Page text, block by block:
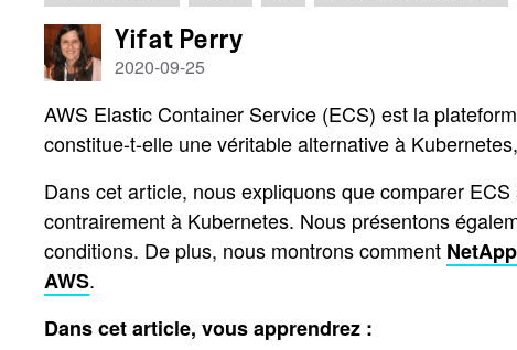
Yifat Perry
2020-09-25
AWS Elastic Container Service (ECS) est la
constitue-t-elle une véritable alternative à
Dans cet article, nous expliquons que comparer
contrairement à Kubernetes. Nous présentons
conditions. De plus, nous montrons comment
AWS.
Dans cet article, vous apprendrez :